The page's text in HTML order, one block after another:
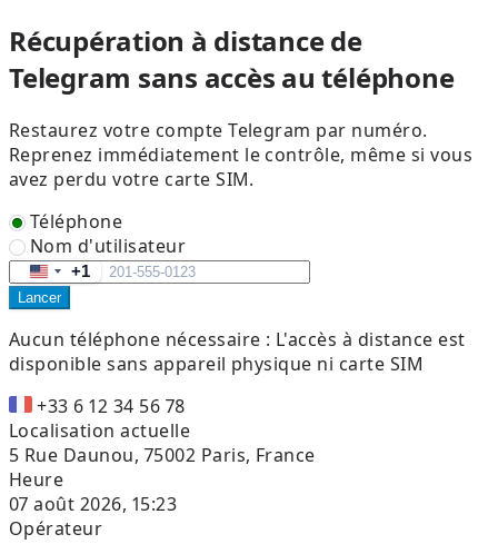
Récupération à distance de
Telegram sans accès au téléphone
Restaurez votre compte Telegram par numéro.
Reprenez immédiatement le contrôle, même si vous
avez perdu votre carte SIM.
Téléphone
Nom d'utilisateur
United
States
+1
Lancer
Aucun téléphone nécessaire : L'accès à distance est
disponible sans appareil physique ni carte SIM
+33 6 12 34 56 78
Localisation actuelle
5 Rue Daunou, 75002 Paris, France
Heure
07 août 2026, 15:23
Opérateur